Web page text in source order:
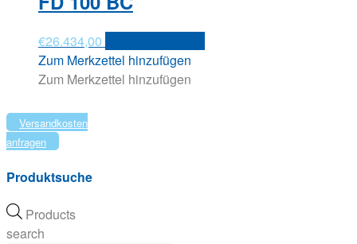
€26.434,00
Zum Merkzettel hinzufügen
Zum Merkzettel hinzufügen
Versandkosten
anfragen
Produktsuche
Products
search